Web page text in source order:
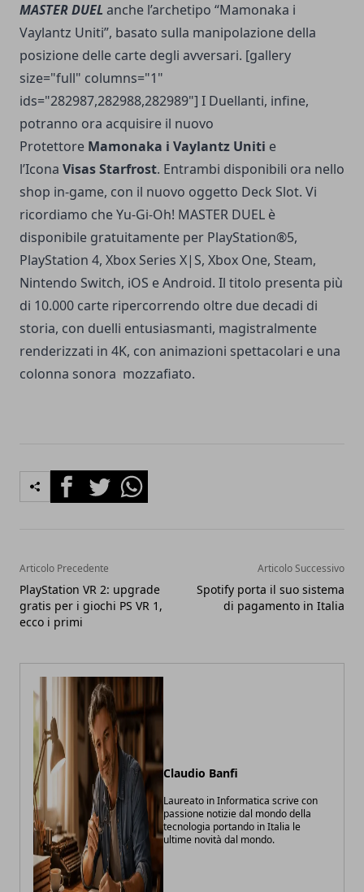
MASTER DUEL anche l’archetipo “Mamonaka i
Vaylantz Uniti”, basato sulla manipolazione della
posizione delle carte degli avversari. [gallery
size="full" columns="1"
ids="282987,282988,282989"] I Duellanti, infine,
potranno ora acquisire il nuovo
Protettore Mamonaka i Vaylantz Uniti e
l’Icona Visas Starfrost. Entrambi disponibili ora nello
shop in-game, con il nuovo oggetto Deck Slot. Vi
ricordiamo che Yu-Gi-Oh! MASTER DUEL è
disponibile gratuitamente per PlayStation®5,
PlayStation 4, Xbox Series X|S, Xbox One, Steam,
Nintendo Switch, iOS e Android. Il titolo presenta più
di 10.000 carte ripercorrendo oltre due decadi di
storia, con duelli entusiasmanti, magistralmente
renderizzati in 4K, con animazioni spettacolari e una
colonna sonora mozzafiato.
FacebookTwitterWhatsapp
Articolo Precedente
PlayStation VR 2: upgrade
gratis per i giochi PS VR 1,
ecco i primi
Articolo Successivo
Spotify porta il suo sistema
di pagamento in Italia
Claudio Banfi
Laureato in Informatica scrive con
passione notizie dal mondo della
tecnologia portando in Italia le
ultime novità dal mondo.